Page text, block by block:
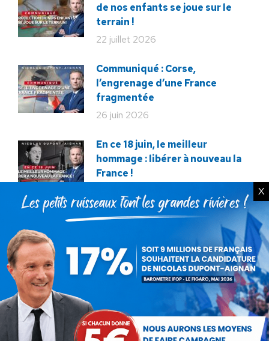
de nos enfants se joue sur le
terrain !
22 juillet 2026
Communiqué : Corse,
l’engrenage d’une France
fragmentée
26 juin 2026
En ce 18 juin, le meilleur
hommage : libérer à nouveau la
France !
Macron veut tuer notre
12 décembre 2025
Service militaire : à quand des
mesures sérieuses et
réalistes ?
28 novembre 2025
X